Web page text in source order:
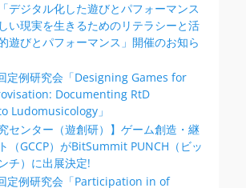
デジタル化した遊びとパフォーマンス
い現実を生きるためのリテラシーと活
遊びとパフォーマンス」開催のお知ら
定例研究会「Designing Games for
Documenting RtD
Ludomusicology」
センター（遊創研）】ゲーム創造・継
（GCCP）がBitSummit PUNCH（ビッ
チ）に出展決定!
定例研究会「Participation in of